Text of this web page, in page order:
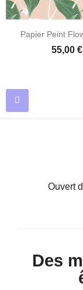
Papier Peint
55,00 €
Ouvert
Des